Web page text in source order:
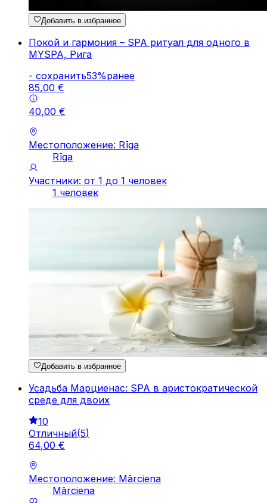
Добавить в избранное
Покой и гармония – SPA ритуал для одного в
MYSPA, Рига
- cохранить53%ранее
85,00 €
40,00 €
Местоположение: Rīga
Rīga
Участники: от 1 до 1 человек
1 человек
Добавить в избранное
Усадьба Марциенас: SPA в аристократической
среде для двоих
10
Отличный(5)
64,00 €
Местоположение: Mārciena
Mārciena